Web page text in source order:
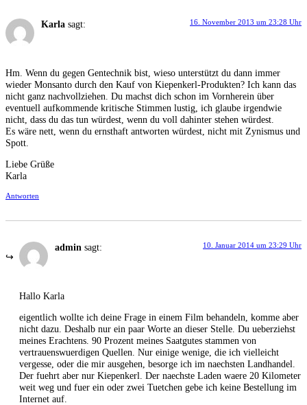
Karla sagt: 16. November 2013 um 23:28 Uhr
Hm. Wenn du gegen Gentechnik bist, wieso unterstützt du dann immer
wieder Monsanto durch den Kauf von Kiepenkerl-Produkten? Ich kann das
nicht ganz nachvollziehen. Du machst dich schon im Vornherein über
eventuell aufkommende kritische Stimmen lustig, ich glaube irgendwie
nicht, dass du das tun würdest, wenn du voll dahinter stehen würdest.
Es wäre nett, wenn du ernsthaft antworten würdest, nicht mit Zynismus und
Spott.
Liebe Grüße
Karla
Antworten
admin sagt: 10. Januar 2014 um 23:29 Uhr
Hallo Karla
eigentlich wollte ich deine Frage in einem Film behandeln, komme aber
nicht dazu. Deshalb nur ein paar Worte an dieser Stelle. Du ueberziehst
meines Erachtens. 90 Prozent meines Saatgutes stammen von
vertrauenswuerdigen Quellen. Nur einige wenige, die ich vielleicht
vergesse, oder die mir ausgehen, besorge ich im naechsten Landhandel.
Der fuehrt aber nur Kiepenkerl. Der naechste Laden waere 20 Kilometer
weit weg und fuer ein oder zwei Tuetchen gebe ich keine Bestellung im
Internet auf.